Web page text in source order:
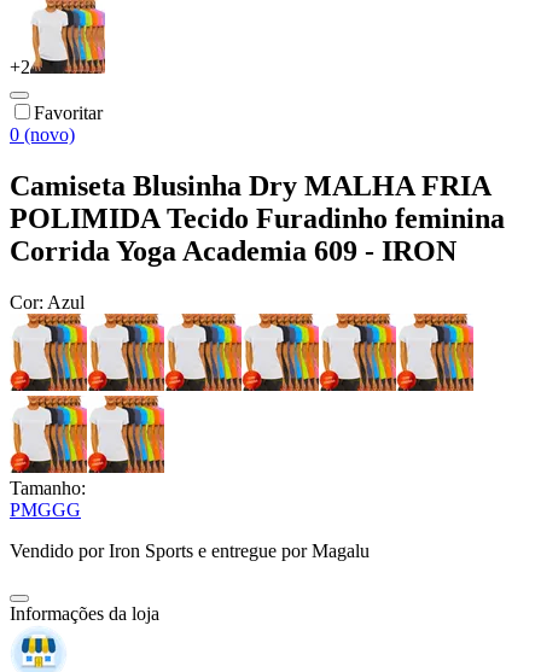
+2
Favoritar
0 (novo)
Camiseta Blusinha Dry MALHA FRIA
POLIMIDA Tecido Furadinho feminina
Corrida Yoga Academia 609 - IRON
Cor: Azul
Tamanho:
PMGGG
Vendido porIron Sports e entregue por Magalu
Informações da loja